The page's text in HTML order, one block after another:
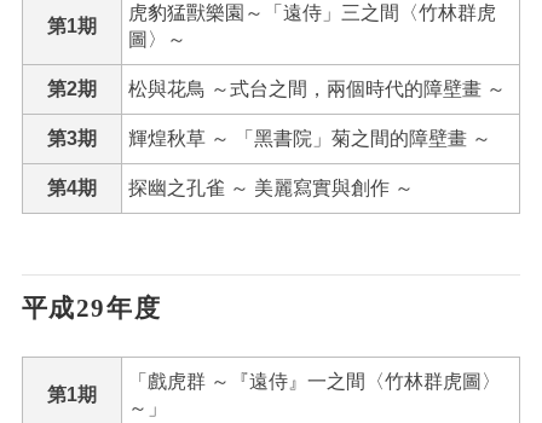
第1期
虎豹猛獸樂園～「遠侍」三之間〈竹林群虎
圖〉～
第2期 松與花鳥 ～式台之間，兩個時代的障壁畫 ～
第3期 輝煌秋草 ～ 「黑書院」菊之間的障壁畫 ～
第4期 探幽之孔雀 ～ 美麗寫實與創作 ～
平成29年度
第1期
「戲虎群 ～『遠侍』一之間〈竹林群虎圖〉
～」